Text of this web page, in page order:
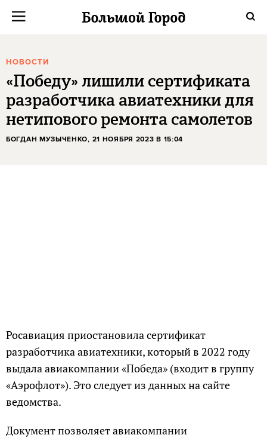
НОВОСТИ
«Победу» лишили сертификата
разработчика авиатехники для
нетипового ремонта самолетов
БОГДАН МУЗЫЧЕНКО, 21 НОЯБРЯ 2023 В 15:04
Росавиация приостановила сертификат
разработчика авиатехники, который в 2022 году
выдала авиакомпании «Победа» (входит в группу
«Аэрофлот»). Это следует из данных на сайте
ведомства.
Документ позволяет авиакомпании